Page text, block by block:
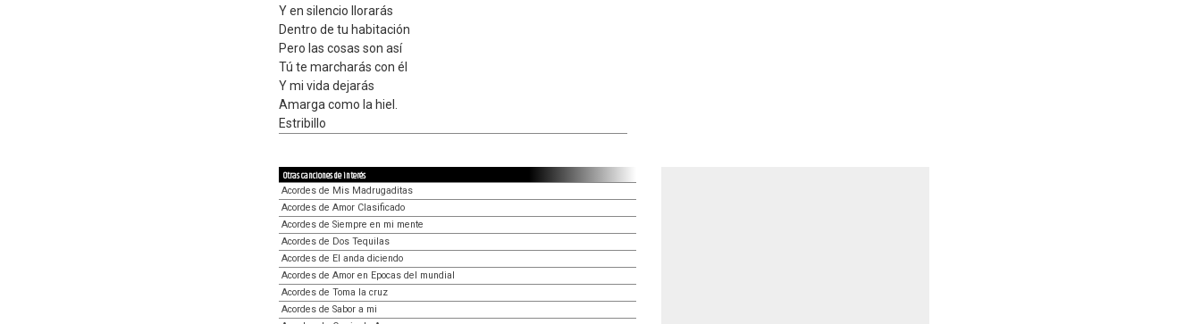
Y en silencio llorarás
Dentro de tu habitación
Pero las cosas son así
Tú te marcharás con él
Y mi vida dejarás
Amarga como la hiel.
Estribillo
Otras canciones de interés
Acordes de Mis Madrugaditas
Acordes de Amor Clasificado
Acordes de Siempre en mi mente
Acordes de Dos Tequilas
Acordes de El anda diciendo
Acordes de Amor en Epocas del mundial
Acordes de Toma la cruz
Acordes de Sabor a mi